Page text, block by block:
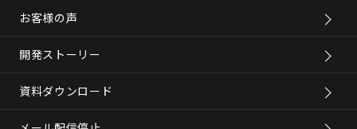
お客様の声
開発ストーリー
資料ダウンロード